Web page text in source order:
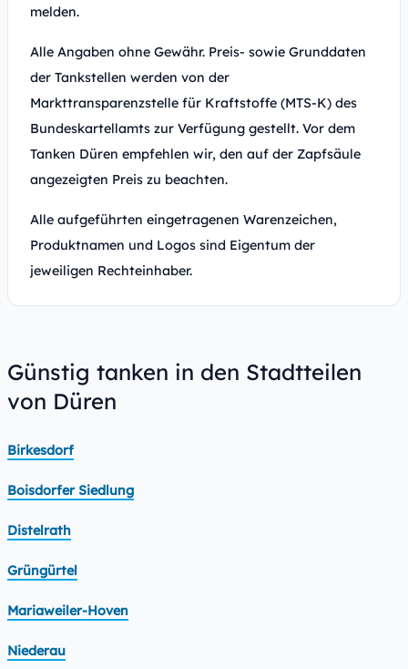
melden.
Alle Angaben ohne Gewähr. Preis- sowie Grunddaten
der Tankstellen werden von der
Markttransparenzstelle für Kraftstoffe (MTS-K) des
Bundeskartellamts zur Verfügung gestellt. Vor dem
Tanken Düren empfehlen wir, den auf der Zapfsäule
angezeigten Preis zu beachten.
Alle aufgeführten eingetragenen Warenzeichen,
Produktnamen und Logos sind Eigentum der
jeweiligen Rechteinhaber.
Günstig tanken in den Stadtteilen
von Düren
Birkesdorf
Boisdorfer Siedlung
Distelrath
Grüngürtel
Mariaweiler-Hoven
Niederau